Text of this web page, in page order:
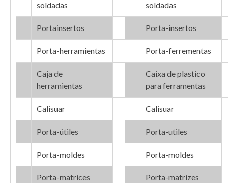
soldadas soldadas
Portainsertos Porta-insertos
Porta-herramientas Porta-ferrementas
Caja de
herramientas
Caixa de plastico
para ferramentas
Calisuar Calisuar
Porta-útiles Porta-utiles
Porta-moldes Porta-moldes
Porta-matrices Porta-matrizes